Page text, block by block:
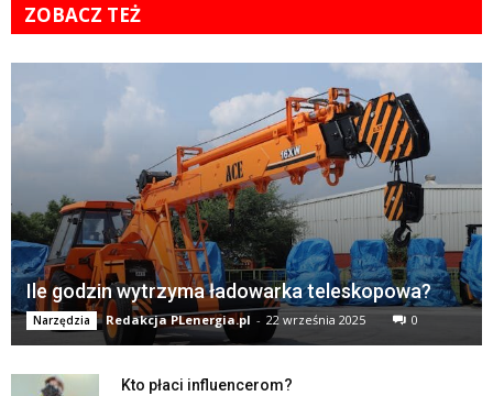
ZOBACZ TEŻ
Ile godzin wytrzyma ładowarka teleskopowa?
Narzędzia Redakcja PLenergia.pl - 22 września 2025 0
Kto płaci influencerom?